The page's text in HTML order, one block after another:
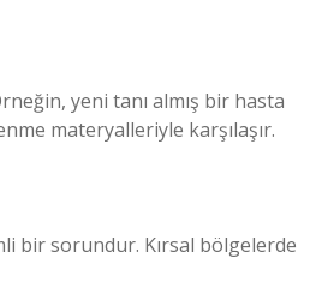
yeni tanı almış bir hasta
materyalleriyle karşılaşır.
bir sorundur. Kırsal bölgelerde